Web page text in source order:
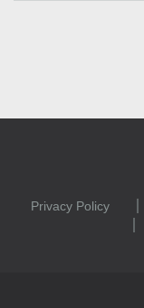
Privacy Policy